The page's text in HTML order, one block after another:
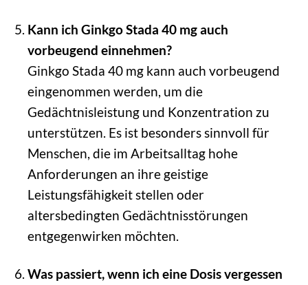
Kann ich Ginkgo Stada 40 mg auch
vorbeugend einnehmen?
Ginkgo Stada 40 mg kann auch vorbeugend
eingenommen werden, um die
Gedächtnisleistung und Konzentration zu
unterstützen. Es ist besonders sinnvoll für
Menschen, die im Arbeitsalltag hohe
Anforderungen an ihre geistige
Leistungsfähigkeit stellen oder
altersbedingten Gedächtnisstörungen
entgegenwirken möchten.
Was passiert, wenn ich eine Dosis vergessen